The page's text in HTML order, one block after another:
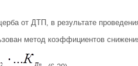
от ДТП, в результате
метод коэффициентов